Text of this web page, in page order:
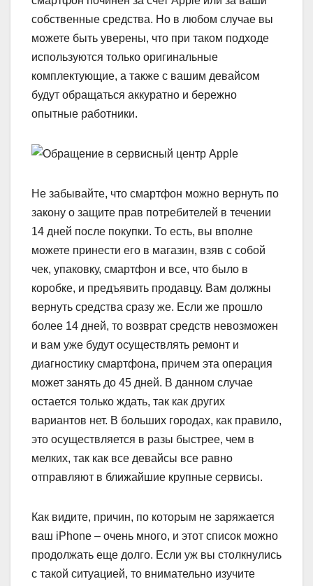
собственные средства. Но в любом случае вы
можете быть уверены, что при таком подходе
используются только оригинальные
комплектующие, а также с вашим девайсом
будут обращаться аккуратно и бережно
опытные работники.
Не забывайте, что смартфон можно вернуть по
закону о защите прав потребителей в течении
14 дней после покупки. То есть, вы вполне
можете принести его в магазин, взяв с собой
чек, упаковку, смартфон и все, что было в
коробке, и предъявить продавцу. Вам должны
вернуть средства сразу же. Если же прошло
более 14 дней, то возврат средств невозможен
и вам уже будут осуществлять ремонт и
диагностику смартфона, причем эта операция
может занять до 45 дней. В данном случае
остается только ждать, так как других
вариантов нет. В больших городах, как правило,
это осуществляется в разы быстрее, чем в
мелких, так как все девайсы все равно
отправляют в ближайшие крупные сервисы.
Как видите, причин, по которым не заряжается
ваш iPhone – очень много, и этот список можно
продолжать еще долго. Если уж вы столкнулись
с такой ситуацией, то внимательно изучите